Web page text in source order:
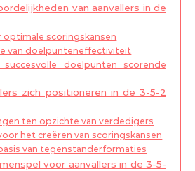
van aanvallers in de
scoringskansen
van doelpunteneffectiviteit
doelpunten scorende
zich positioneren in de 3-5-2
ten opzichte van verdedigers
het creëren van scoringskansen
van tegenstanderformaties
voor aanvallers in de 3-5-